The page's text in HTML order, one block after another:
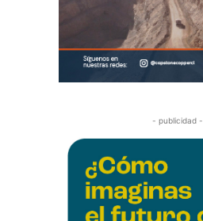
- publicidad -